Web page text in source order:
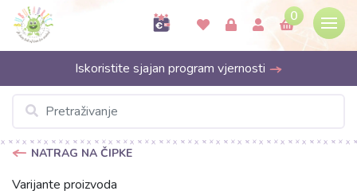
0
Iskoristite sjajan program vjernosti
NATRAG NA ČIPKE
Varijante proizvoda